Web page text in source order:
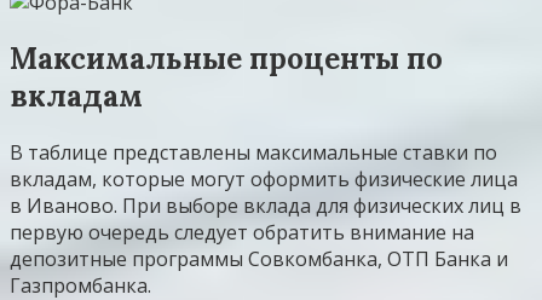
Максимальные проценты по
вкладам
В таблице представлены максимальные ставки по
вкладам, которые могут оформить физические лица
в Иваново. При выборе вклада для физических лиц в
первую очередь следует обратить внимание на
депозитные программы Совкомбанка, ОТП Банка и
Газпромбанка.